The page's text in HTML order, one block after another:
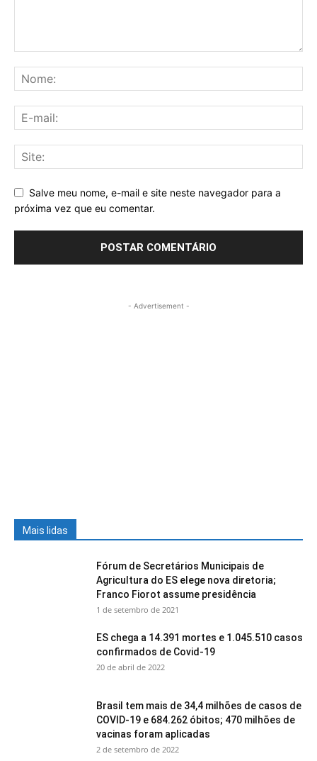
Salve meu nome, e-mail e site neste navegador para a
próxima vez que eu comentar.
- Advertisement -
Mais lidas
Fórum de Secretários Municipais de
Agricultura do ES elege nova diretoria;
Franco Fiorot assume presidência
1 de setembro de 2021
ES chega a 14.391 mortes e 1.045.510 casos
confirmados de Covid-19
20 de abril de 2022
Brasil tem mais de 34,4 milhões de casos de
COVID-19 e 684.262 óbitos; 470 milhões de
vacinas foram aplicadas
2 de setembro de 2022